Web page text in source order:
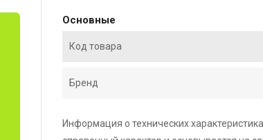
Основные
Код товара
Бренд
Информация о технических